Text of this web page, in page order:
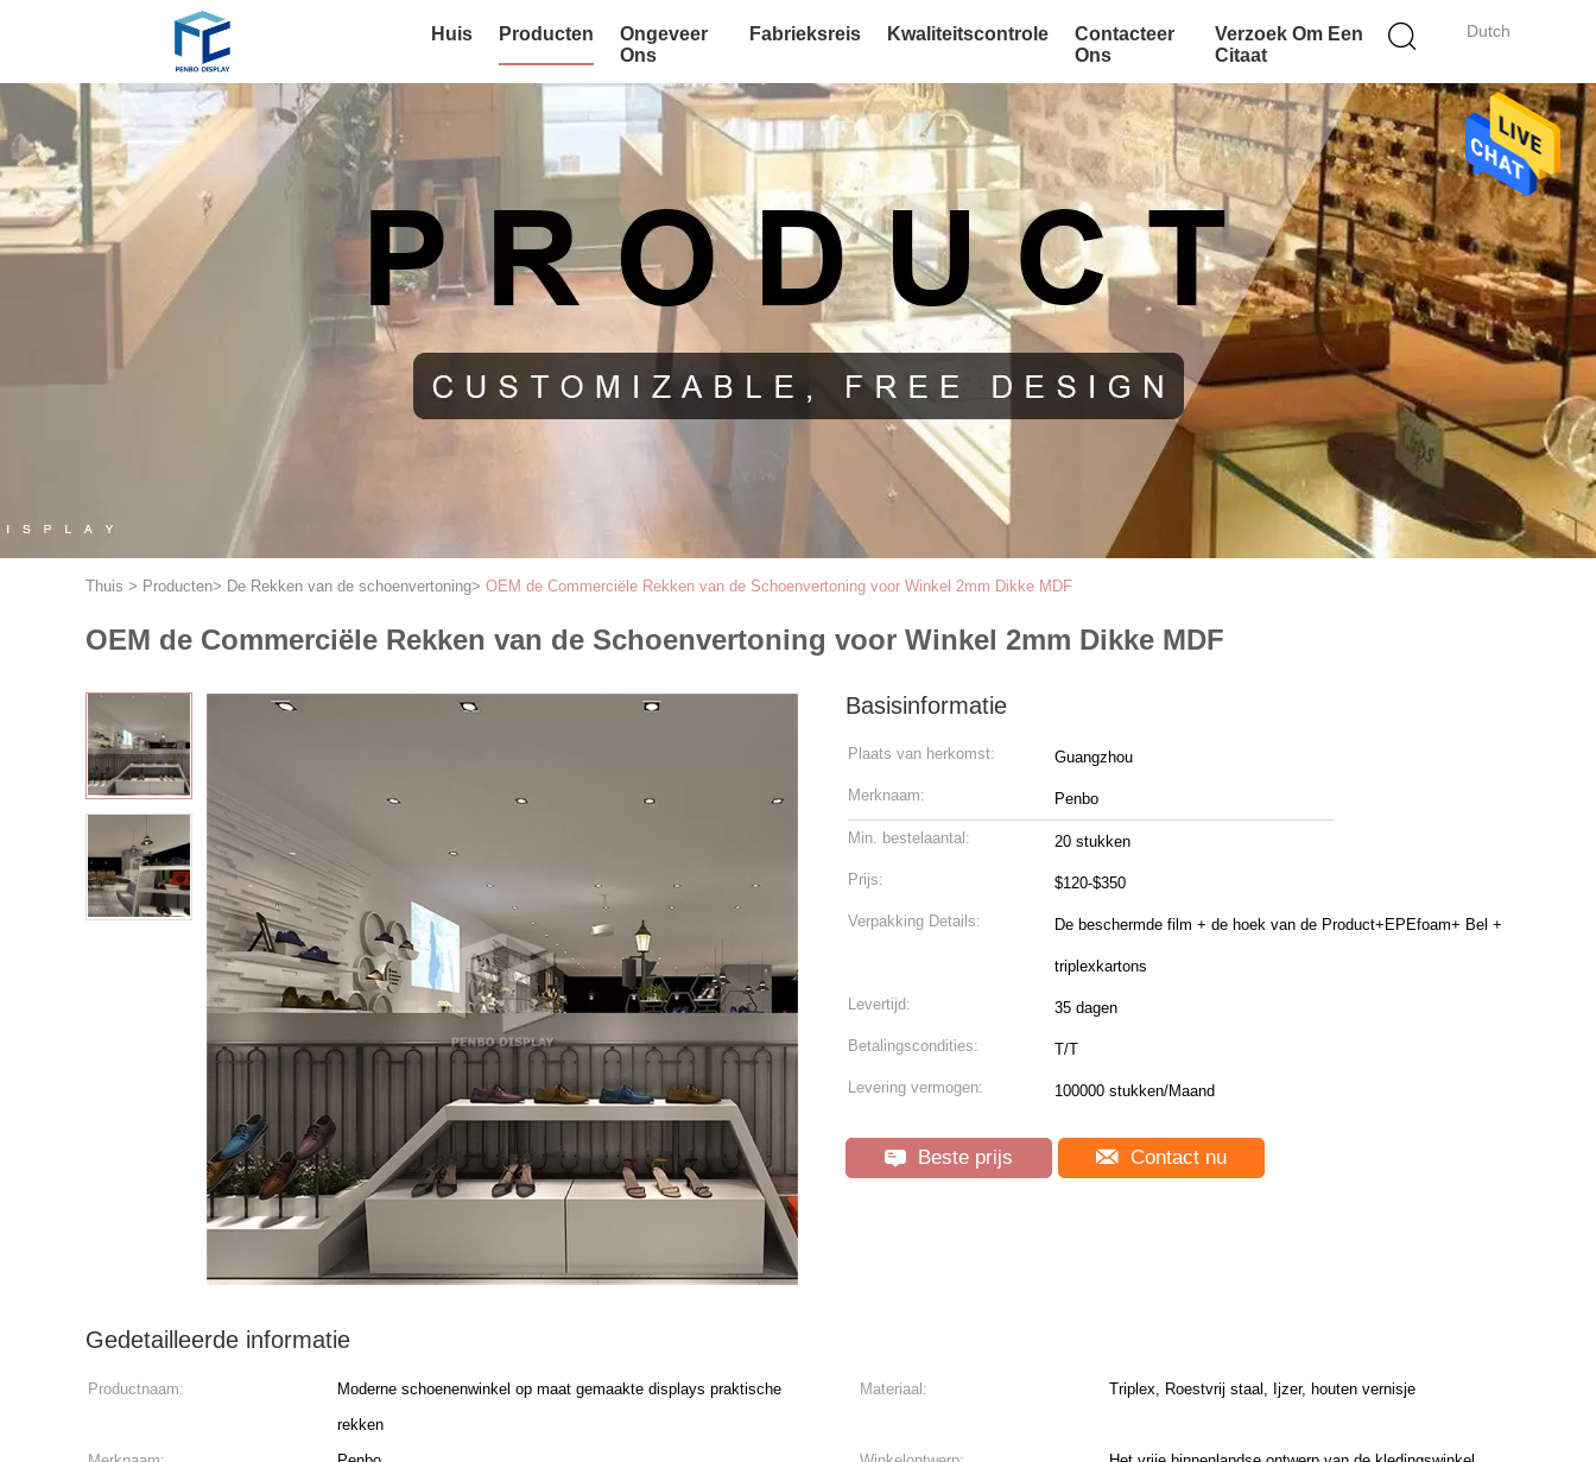
Dutch
Huis Producten
Ongeveer
Ons
Fabrieksreis Kwaliteitscontrole
Contacteer
Ons
Verzoek Om Een
Citaat
Thuis > Producten> De Rekken van de schoenvertoning> OEM de Commerciële Rekken van de Schoenvertoning voor Winkel 2mm Dikke MDF
OEM de Commerciële Rekken van de Schoenvertoning voor Winkel 2mm Dikke MDF
Basisinformatie
Plaats van herkomst: Guangzhou
Merknaam: Penbo
Min. bestelaantal: 20 stukken
Prijs: $120-$350
Verpakking Details: De beschermde film + de hoek van de Product+EPEfoam+ Bel +
triplexkartons
Levertijd: 35 dagen
Betalingscondities: T/T
Levering vermogen: 100000 stukken/Maand
Beste prijs Contact nu
Gedetailleerde informatie
Productnaam:
Moderne schoenenwinkel op maat gemaakte displays praktische
rekken
Materiaal: Triplex, Roestvrij staal, Ijzer, houten vernisje